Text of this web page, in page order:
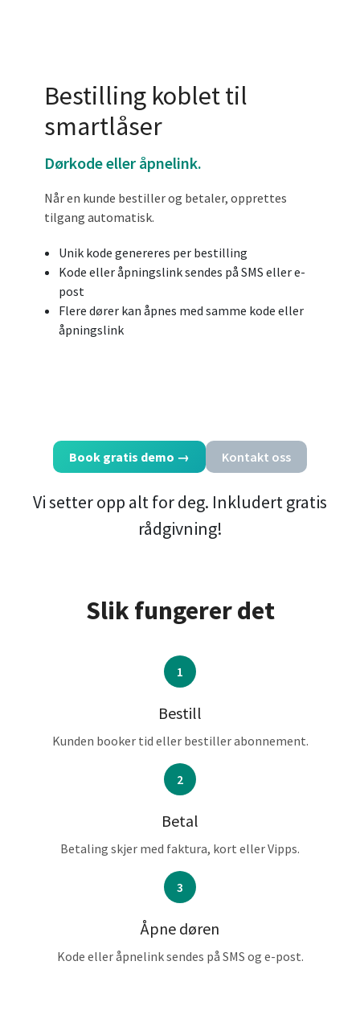
Bestilling koblet til
smartlåser
Dørkode eller åpnelink.
Når en kunde bestiller og betaler, opprettes
tilgang automatisk.
Unik kode genereres per bestilling
Kode eller åpningslink sendes på SMS eller e-
post
Flere dører kan åpnes med samme kode eller
åpningslink
Book gratis demo → Kontakt oss
Vi setter opp alt for deg. Inkludert gratis
rådgivning!
Slik fungerer det
1
Bestill
Kunden booker tid eller bestiller abonnement.
2
Betal
Betaling skjer med faktura, kort eller Vipps.
3
Åpne døren
Kode eller åpnelink sendes på SMS og e-post.